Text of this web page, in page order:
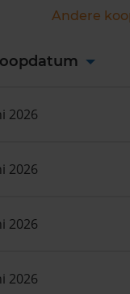
Andere
2026
2026
2026
2026